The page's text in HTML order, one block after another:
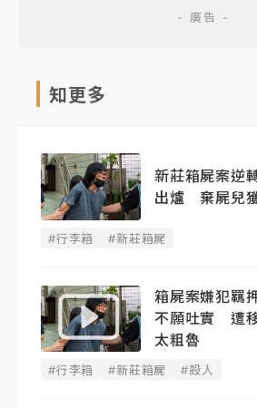
知更多
新莊箱屍案逆
出爐 棄屍兒
#行李箱 #新莊箱屍
箱屍案嫌犯羈
不願吐實 遭
太粗魯
#行李箱 #新莊箱屍 #殺人